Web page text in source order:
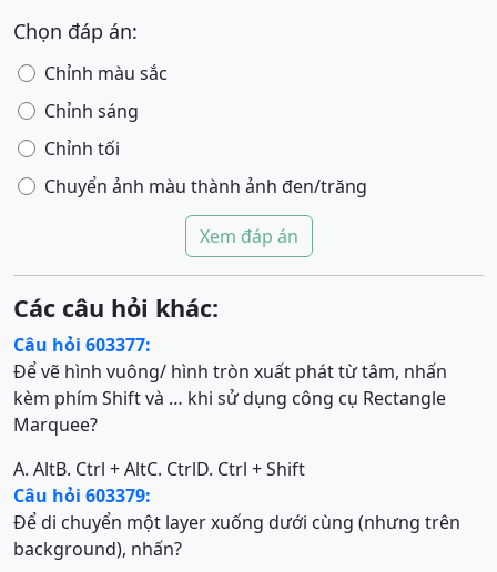
Chọn đáp án:
Chỉnh màu sắc
Chỉnh sáng
Chỉnh tối
Chuyển ảnh màu thành ảnh đen/trăng
Xem đáp án
Các câu hỏi khác:
Câu hỏi 603377:
Để vẽ hình vuông/ hình tròn xuất phát từ tâm, nhấn
kèm phím Shift và … khi sử dụng công cụ Rectangle
Marquee?
A. AltB. Ctrl + AltC. CtrlD. Ctrl + Shift
Câu hỏi 603379:
Để di chuyển một layer xuống dưới cùng (nhưng trên
background), nhấn?